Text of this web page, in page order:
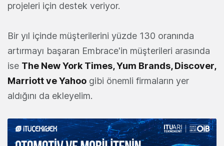
projeleri için destek veriyor.
Bir yıl içinde müşterilerini yüzde 130 oranında
artırmayı başaran Embrace'in müşterileri arasında
ise The New York Times, Yum Brands, Discover,
Marriott ve Yahoo gibi önemli firmaların yer
aldığını da ekleyelim.